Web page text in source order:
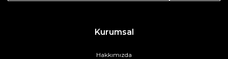
Kurumsal
Hakkımızda